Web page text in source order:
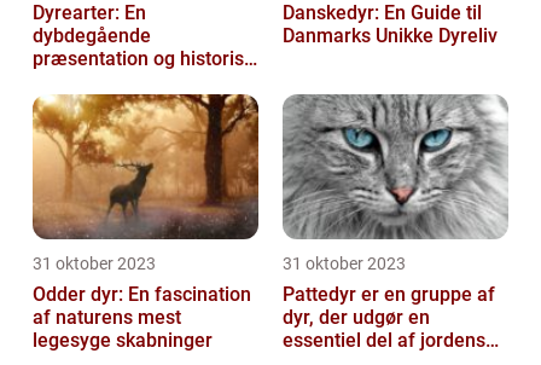
Dyrearter: En
dybdegående
præsentation og historisk
Danskedyr: En Guide til
Danmarks Unikke Dyreliv
31 oktober 2023
Odder dyr: En fascination
af naturens mest
legesyge skabninger
31 oktober 2023
Pattedyr er en gruppe af
dyr, der udgør en
essentiel del af jordens